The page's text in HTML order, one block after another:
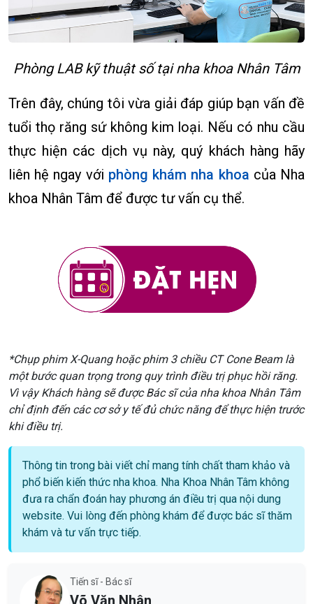
Phòng LAB kỹ thuật số tại nha khoa Nhân Tâm
Trên đây, chúng tôi vừa giải đáp giúp bạn vấn đề
tuổi thọ răng sứ không kim loại. Nếu có nhu cầu
thực hiện các dịch vụ này, quý khách hàng hãy
liên hệ ngay với phòng khám nha khoa của Nha
khoa Nhân Tâm để được tư vấn cụ thể.
*Chụp phim X-Quang hoặc phim 3 chiều CT Cone Beam là
một bước quan trọng trong quy trình điều trị phục hồi răng.
Vì vậy Khách hàng sẽ được Bác sĩ của nha khoa Nhân Tâm
chỉ định đến các cơ sở y tế đủ chức năng để thực hiện trước
khi điều trị.
Thông tin trong bài viết chỉ mang tính chất tham khảo và
phổ biến kiến thức nha khoa. Nha Khoa Nhân Tâm không
đưa ra chẩn đoán hay phương án điều trị qua nội dung
website. Vui lòng đến phòng khám để được bác sĩ thăm
khám và tư vấn trực tiếp.
Tiến sĩ - Bác sĩ